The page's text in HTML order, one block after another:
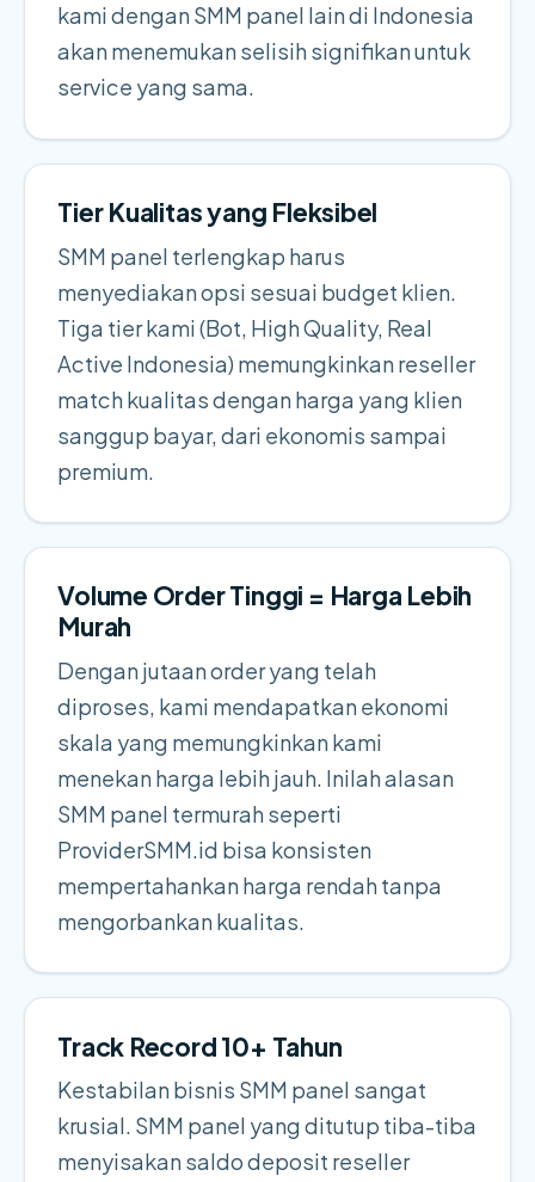
kami dengan SMM panel lain di Indonesia
akan menemukan selisih signifikan untuk
service yang sama.
Tier Kualitas yang Fleksibel
SMM panel terlengkap harus
menyediakan opsi sesuai budget klien.
Tiga tier kami (Bot, High Quality, Real
Active Indonesia) memungkinkan reseller
match kualitas dengan harga yang klien
sanggup bayar, dari ekonomis sampai
premium.
Volume Order Tinggi = Harga Lebih
Murah
Dengan jutaan order yang telah
diproses, kami mendapatkan ekonomi
skala yang memungkinkan kami
menekan harga lebih jauh. Inilah alasan
SMM panel termurah seperti
ProviderSMM.id bisa konsisten
mempertahankan harga rendah tanpa
mengorbankan kualitas.
Track Record 10+ Tahun
Kestabilan bisnis SMM panel sangat
krusial. SMM panel yang ditutup tiba-tiba
menyisakan saldo deposit reseller